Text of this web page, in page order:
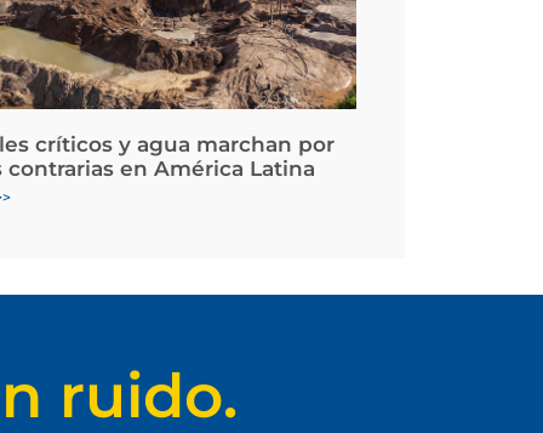
críticos y agua marchan por
contrarias en América Latina
ruido.